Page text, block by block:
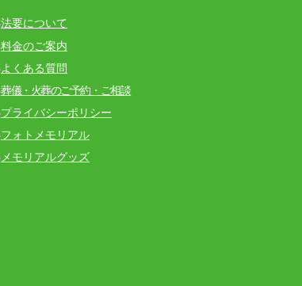
法要について
料金のご案内
よくある質問
葬儀・火葬のご予約・ご相談
プライバシーポリシー
フォトメモリアル
メモリアルグッズ